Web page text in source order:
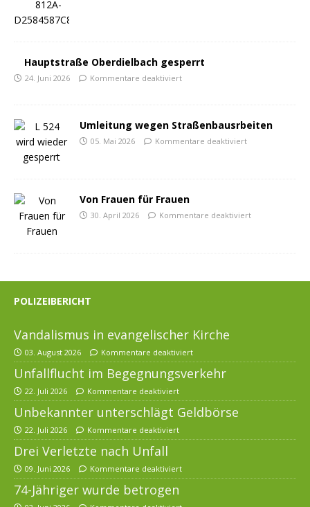
Hauptstraße Oberdielbach gesperrt
24. Juni 2026 Kommentare deaktiviert
Umleitung wegen Straßenbausrbeiten
05. Mai 2026 Kommentare deaktiviert
Von Frauen für Frauen
30. April 2026 Kommentare deaktiviert
POLIZEIBERICHT
Vandalismus in evangelischer Kirche
03. August 2026 Kommentare deaktiviert
Unfallflucht im Begegnungsverkehr
22. Juli 2026 Kommentare deaktiviert
Unbekannter unterschlägt Geldbörse
22. Juli 2026 Kommentare deaktiviert
Drei Verletzte nach Unfall
09. Juni 2026 Kommentare deaktiviert
74-Jähriger wurde betrogen